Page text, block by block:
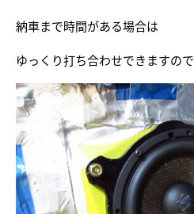
納車まで時間がある場合は
ゆっくり打ち合わせできますので